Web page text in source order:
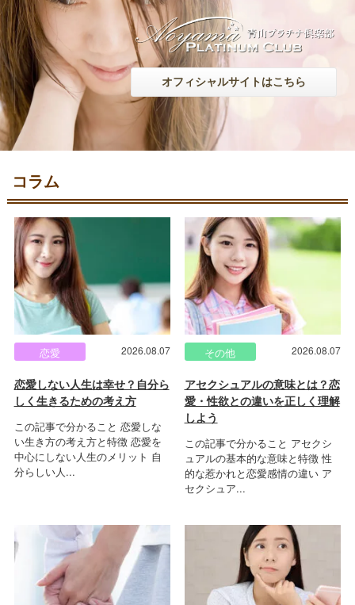
オフィシャルサイトはこちら
コラム
恋愛 2026.08.07
恋愛しない人生は幸せ？自分ら
しく生きるための考え方
この記事で分かること 恋愛しな
い生き方の考え方と特徴 恋愛を
中心にしない人生のメリット 自
分らしい人...
その他 2026.08.07
アセクシュアルの意味とは？恋
愛・性欲との違いを正しく理解
しよう
この記事で分かること アセクシ
ュアルの基本的な意味と特徴 性
的な惹かれと恋愛感情の違い ア
セクシュア...